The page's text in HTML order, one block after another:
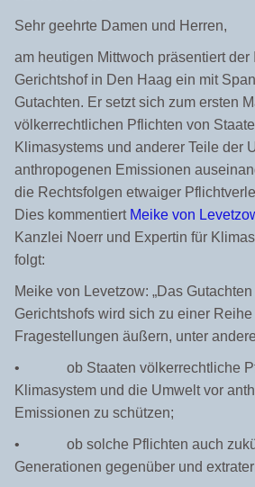
Sehr geehrte Damen und Herren,
am heutigen Mittwoch präsentiert der
Gerichtshof in Den Haag ein mit
Gutachten. Er setzt sich zum ersten
völkerrechtlichen Pflichten von
Klimasystems und anderer Teile der
anthropogenen Emissionen
die Rechtsfolgen etwaiger
Dies kommentiert Meike von
Kanzlei Noerr und Expertin für
folgt:
Meike von Levetzow: „Das
Gerichtshofs wird sich zu einer
Fragestellungen äußern, unter
• ob Staaten völkerrechtliche
Klimasystem und die Umwelt vor
Emissionen zu schützen;
• ob solche Pflichten auch
Generationen gegenüber und